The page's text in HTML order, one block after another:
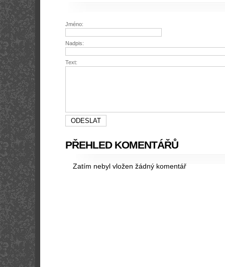
Jméno:
Nadpis:
Text:
PŘEHLED KOMENTÁŘŮ
Zatím nebyl vložen žádný komentář